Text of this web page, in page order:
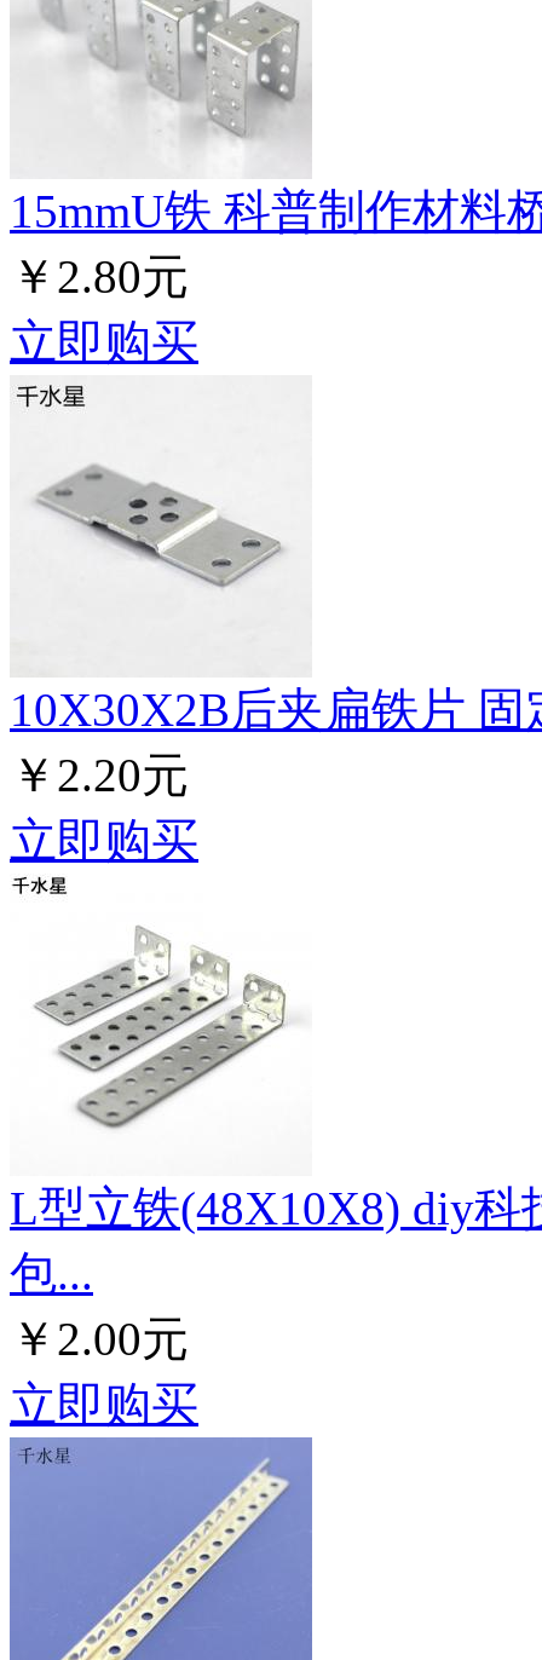
15mmU铁 科普制作材料
￥2.80元
立即购买
10X30X2B后夹扁铁片
￥2.20元
立即购买
L型立铁(48X10X8) diy
包...
￥2.00元
立即购买